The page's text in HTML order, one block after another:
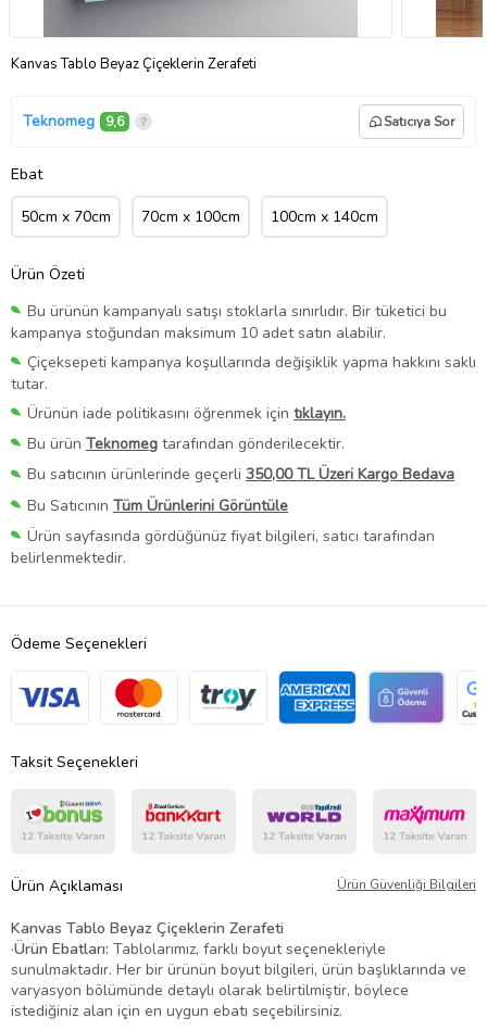
Kanvas Tablo Beyaz Çiçeklerin Zerafeti
Teknomeg 9,6 Satıcıya Sor
Ebat
50cm x 70cm 70cm x 100cm 100cm x 140cm
Ürün Özeti
Bu ürünün kampanyalı satışı stoklarla sınırlıdır. Bir tüketici bu
kampanya stoğundan maksimum 10 adet satın alabilir.
Çiçeksepeti kampanya koşullarında değişiklik yapma hakkını saklı
tutar.
Ürünün iade politikasını öğrenmek için tıklayın.
Bu ürün Teknomeg tarafından gönderilecektir.
Bu satıcının ürünlerinde geçerli 350,00 TL Üzeri Kargo Bedava
Bu Satıcının Tüm Ürünlerini Görüntüle
Ürün sayfasında gördüğünüz fiyat bilgileri, satıcı tarafından
belirlenmektedir.
Ödeme Seçenekleri
Taksit Seçenekleri
Ürün Açıklaması Ürün Güvenliği Bilgileri
Kanvas Tablo Beyaz Çiçeklerin Zerafeti
·Ürün Ebatları: Tablolarımız, farklı boyut seçenekleriyle
sunulmaktadır. Her bir ürünün boyut bilgileri, ürün başlıklarında ve
varyasyon bölümünde detaylı olarak belirtilmiştir, böylece
istediğiniz alan için en uygun ebatı seçebilirsiniz.